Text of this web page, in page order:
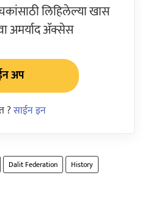
लिहिलेल्या खास
अमर्याद ॲक्सेस
अप
?साईन इन
Dalit Federation
History